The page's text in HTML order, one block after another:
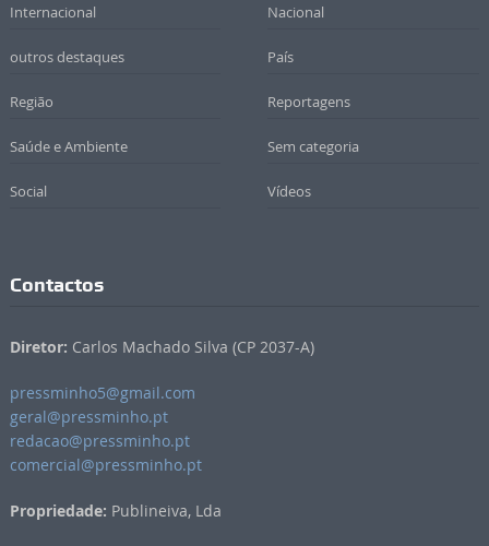
Internacional Nacional
outros destaques País
Região Reportagens
Saúde e Ambiente Sem categoria
Social Vídeos
Contactos
Diretor: Carlos Machado Silva (CP 2037-A)
pressminho5@gmail.com
geral@pressminho.pt
redacao@pressminho.pt
comercial@pressminho.pt
Propriedade: Publineiva, Lda